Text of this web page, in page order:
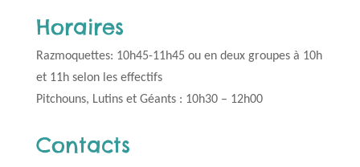
Horaires
Razmoquettes: 10h45-11h45 ou en deux groupes à 10h
et 11h selon les effectifs
Pitchouns, Lutins et Géants : 10h30 – 12h00
Contacts